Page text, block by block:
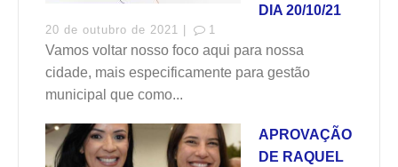
DIA 20/10/21
20 de outubro de 2021 | 1
Vamos voltar nosso foco aqui para nossa
cidade, mais especificamente para gestão
municipal que como...
APROVAÇÃO
DE RAQUEL